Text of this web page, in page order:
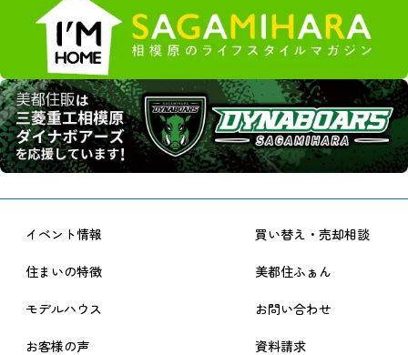
イベント情報
住まいの特徴
モデルハウス
お客様の声
買い替え・売却相談
美都住ふぁん
お問い合わせ
資料請求